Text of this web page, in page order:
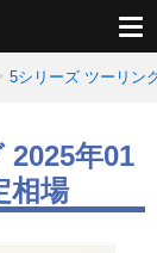
5シリーズ ツーリン
2025年01
相場